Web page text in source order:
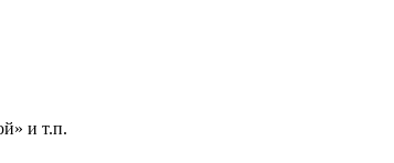
и т.п.